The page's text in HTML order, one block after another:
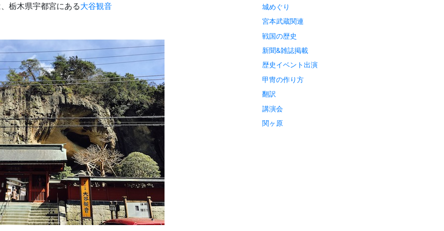
栃木県宇都宮にある大谷観音
城めぐり
宮本武蔵関連
戦国の歴史
新聞&雑誌掲載
歴史イベント出演
甲冑の作り方
翻訳
講演会
関ヶ原